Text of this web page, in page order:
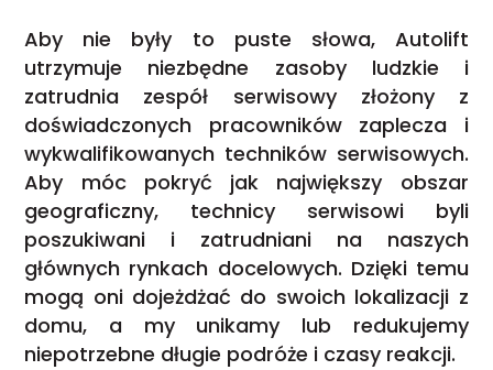
Aby nie były to puste słowa, Autolift
utrzymuje niezbędne zasoby ludzkie i
zatrudnia zespół serwisowy złożony z
doświadczonych pracowników zaplecza i
wykwalifikowanych techników serwisowych.
Aby móc pokryć jak największy obszar
geograficzny, technicy serwisowi byli
poszukiwani i zatrudniani na naszych
głównych rynkach docelowych. Dzięki temu
mogą oni dojeżdżać do swoich lokalizacji z
domu, a my unikamy lub redukujemy
niepotrzebne długie podróże i czasy reakcji.